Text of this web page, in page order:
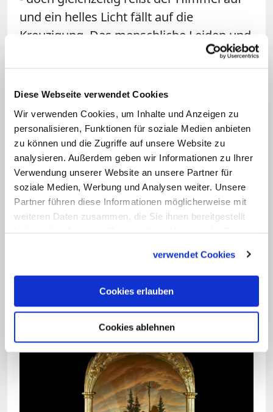
Diese Webseite verwendet Cookies
Wir verwenden Cookies, um Inhalte und Anzeigen zu
personalisieren, Funktionen für soziale Medien anbieten
zu können und die Zugriffe auf unsere Website zu
analysieren. Außerdem geben wir Informationen zu Ihrer
Verwendung unserer Website an unsere Partner für
soziale Medien, Werbung und Analysen weiter. Unsere
Partner führen diese Informationen möglicherweise mit
weiteren Daten zusammen, die Sie ihnen bereitgestellt
verwendet Cookies
Cookies erlauben
Cookies ablehnen
und ein helles Licht fällt auf die
Kreuzigung. Das menschliche Leiden und
die Transzendenz treffen hier also
den Kontrast der sterbenden verurteilten,
der zum Teil unbekümmerten Zuschauer
und des strahlenden Lichts erzielt das
Bild seine Wirkung. In einer vorigen
Version der Radierung ereilte die die
Szene umstehenden Menschen noch ein
plötzlich einsetzendes Gewitter –
vielleicht eine Konzession an eine
neuen, körperlichen Bewusstsein der
Vergänglichkeit geprägt war. Später
überarbeitete Rembrandt das Blatt
jedoch zu der Szene, wie sie hier zu sehen